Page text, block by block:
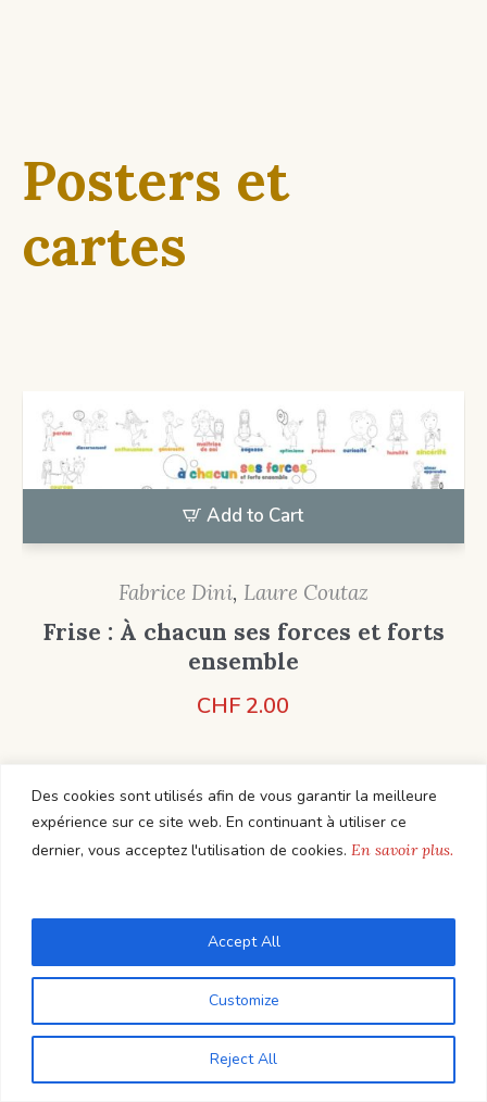
Des cookies sont utilisés afin de vous garantir la meilleure
expérience sur ce site web. En continuant à utiliser ce
dernier, vous acceptez l'utilisation de cookies. En savoir plus.
Customize
Reject All
Accept All
Posters et
cartes
Add to Cart
Fabrice Dini, Laure Coutaz
Frise : À chacun ses forces et forts
ensemble
CHF 2.00
Add to Cart
Règle du feedback
CHF7.50